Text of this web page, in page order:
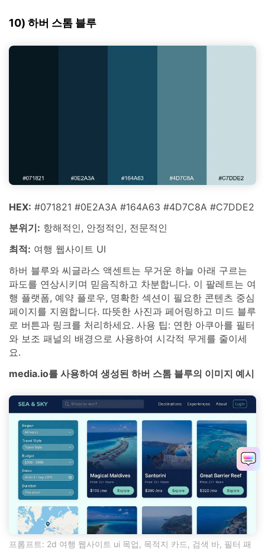
10) 하버 스톰 블루
HEX: #071821 #0E2A3A #164A63 #4D7C8A #C7DDE2
분위기: 항해적인, 안정적인, 전문적인
최적: 여행 웹사이트 UI
하버 블루와 씨글라스 액센트는 무거운 하늘 아래 구르는
파도를 연상시키며 믿음직하고 차분합니다. 이 팔레트는 여
행 플랫폼, 예약 플로우, 명확한 섹션이 필요한 콘텐츠 중심
페이지를 지원합니다. 따뜻한 사진과 페어링하고 미드 블루
로 버튼과 링크를 처리하세요. 사용 팁: 연한 아쿠아를 필터
와 보조 패널의 배경으로 사용하여 시각적 무게를 줄이세
요.
media.io를 사용하여 생성된 하버 스톰 블루의 이미지 예시
프롬프트: 2d 여행 웹사이트 ui 목업, 목적지 카드, 검색 바, 필터 패